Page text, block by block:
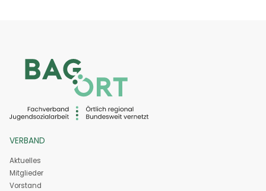
VERBAND
Aktuelles
Mitglieder
Vorstand